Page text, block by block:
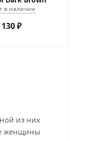
в наличии
130₽
из них
женщины